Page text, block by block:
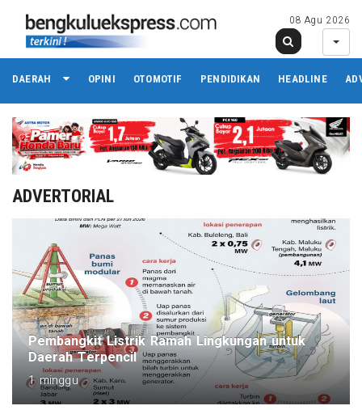
08 Agu 2026
DAERAH OPINI OTOMOTIF PENDIDIKAN HEADLINE
ADVERTORIAL
Pembangkit Listrik Ramah Lingkungan untuk
Daerah Terpencil
1 minggu